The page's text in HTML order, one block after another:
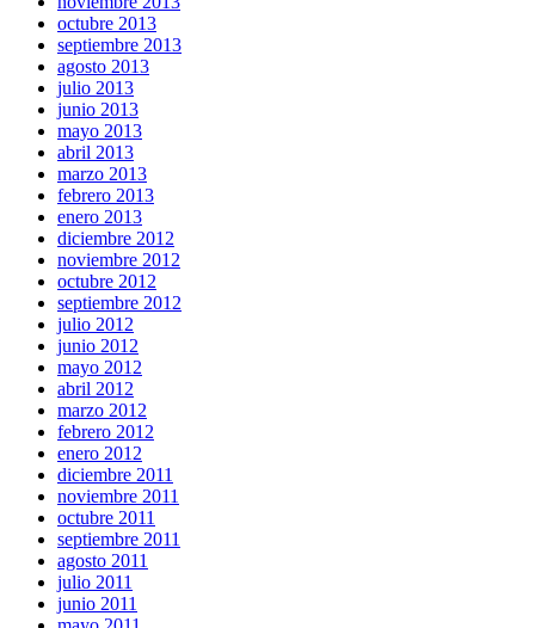
octubre 2013
septiembre 2013
agosto 2013
julio 2013
junio 2013
mayo 2013
abril 2013
marzo 2013
febrero 2013
enero 2013
diciembre 2012
noviembre 2012
octubre 2012
septiembre 2012
julio 2012
junio 2012
mayo 2012
abril 2012
marzo 2012
febrero 2012
enero 2012
diciembre 2011
noviembre 2011
octubre 2011
septiembre 2011
agosto 2011
julio 2011
junio 2011